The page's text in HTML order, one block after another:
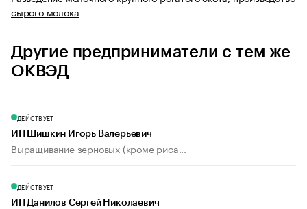
сырого молока
Другие предприниматели с тем же
ОКВЭД
ДЕЙСТВУЕТ
ИП Шишкин Игорь Валерьевич
Выращивание зерновых (кроме риса...
ДЕЙСТВУЕТ
ИП Данилов Сергей Николаевич